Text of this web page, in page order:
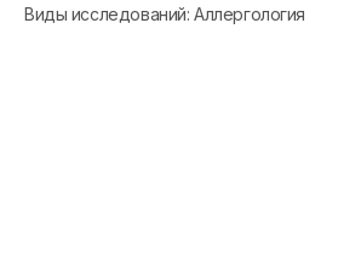
Виды исследований: Аллергология